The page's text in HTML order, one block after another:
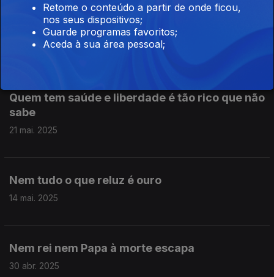
Quando há vento é que se aventeja
28 mai. 2025
Quem tem saúde e liberdade é tão rico que não
sabe
21 mai. 2025
Nem tudo o que reluz é ouro
14 mai. 2025
Nem rei nem Papa à morte escapa
30 abr. 2025
Retome o conteúdo a partir de onde ficou,
nos seus dispositivos;
Guarde programas favoritos;
Aceda à sua área pessoal;